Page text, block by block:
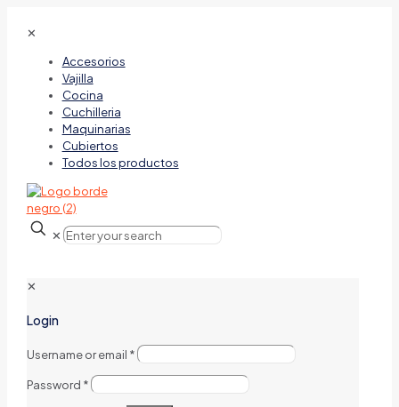
✕
Accesorios
Vajilla
Cocina
Cuchilleria
Maquinarias
Cubiertos
Todos los productos
✕
✕
Login
Username or email *
Password *